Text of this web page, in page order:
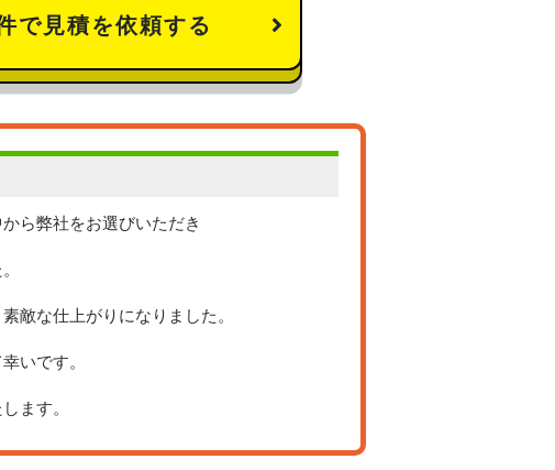
で見積を依頼する
ら弊社をお選びいただき
敵な仕上がりになりました。
いです。
ます。